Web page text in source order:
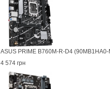
ASUS PRIME B760M-R-D4
4 574 грн